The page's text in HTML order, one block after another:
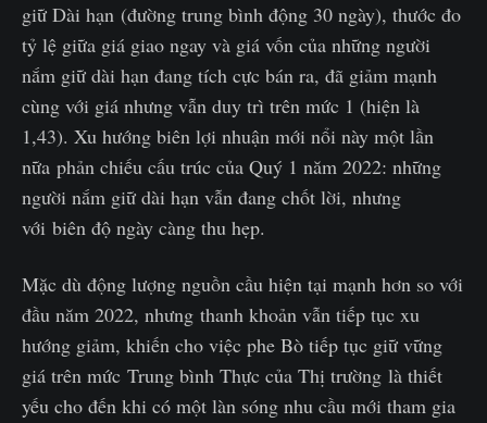
giữ Dài hạn (đường trung bình động 30 ngày), thước đo
tỷ lệ giữa giá giao ngay và giá vốn của những người
nắm giữ dài hạn đang tích cực bán ra, đã giảm mạnh
cùng với giá nhưng vẫn duy trì trên mức 1 (hiện là
1,43). Xu hướng biên lợi nhuận mới nổi này một lần
nữa phản chiếu cấu trúc của Quý 1 năm 2022: những
người nắm giữ dài hạn vẫn đang chốt lời, nhưng
với biên độ ngày càng thu hẹp.
Mặc dù động lượng nguồn cầu hiện tại mạnh hơn so với
đầu năm 2022, nhưng thanh khoản vẫn tiếp tục xu
hướng giảm, khiến cho việc phe Bò tiếp tục giữ vững
giá trên mức Trung bình Thực của Thị trường là thiết
yếu cho đến khi có một làn sóng nhu cầu mới tham gia